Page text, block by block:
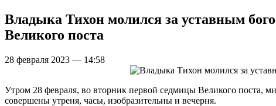
Владыка Тихон молился за уставным
Великого поста
28 февраля 2023 — 14:58
Утром 28 февраля, во вторник первой седмицы Великого поста,
совершены утреня, часы, изобразительны и вечерня.